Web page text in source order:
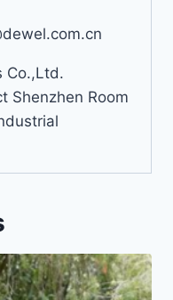
Co.,Ltd.
Shenzhen Room